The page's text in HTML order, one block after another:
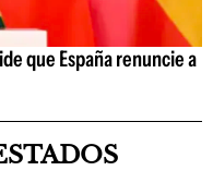
que España renuncie a